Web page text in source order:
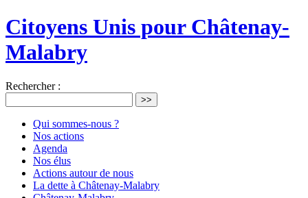
Citoyens Unis pour Châtenay-
Malabry
Rechercher :
>>
Qui sommes-nous ?
Nos actions
Agenda
Nos élus
Actions autour de nous
La dette à Châtenay-Malabry